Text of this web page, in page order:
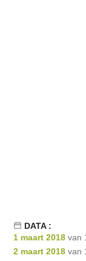
DATA :
1 maart 2018 van
2 maart 2018 van